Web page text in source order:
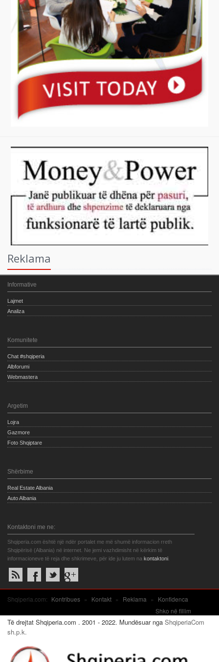
Reklama
Informative
Lajmet
Analiza
Komunitete
Chat #shqiperia
Albforumi
Webmastera
Argetim
Lojra
Gazmore
Foto Shqiptare
Shërbime
Real Estate Albania
Auto Albania
Kontaktoni me ne:
Shqiperia.com është një ndër portalet me më shumë informacion rreth
Shqipërisë (Albania) në internet. Ne jemi vazhdimisht në kërkim të
informacioneve të reja dhe shkrimeve, për ide ju lutem na kontaktoni
Shqiperia.com: Kontribues » Kontakt » Reklama »
Konfidenca
Shko në fillim
Të drejtat Shqiperia.com . 2001 - 2022. Mundësuar nga ShqiperiaCom
sh.p.k.